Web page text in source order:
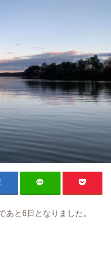
あと6日となりました。